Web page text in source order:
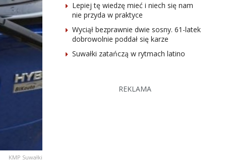
KMP Suwałki
Lepiej tę wiedzę mieć i niech się nam
nie przyda w praktyce
Wyciął bezprawnie dwie sosny. 61-latek
dobrowolnie poddał się karze
Suwałki zatańczą w rytmach latino
REKLAMA